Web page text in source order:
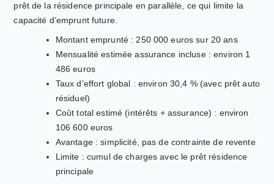
prêt de la résidence principale en parallèle, ce qui limite la
capacité d’emprunt future.
Montant emprunté : 250 000 euros sur 20 ans
Mensualité estimée assurance incluse : environ 1
486 euros
Taux d’effort global : environ 30,4 % (avec prêt auto
résiduel)
Coût total estimé (intérêts + assurance) : environ
106 600 euros
Avantage : simplicité, pas de contrainte de revente
Limite : cumul de charges avec le prêt résidence
principale